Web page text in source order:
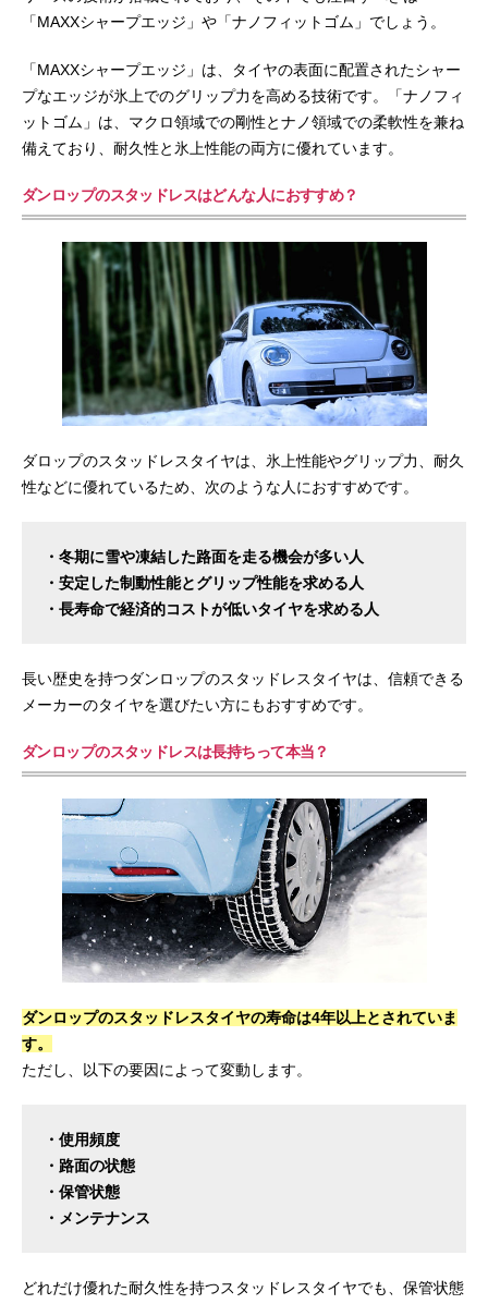
「MAXXシャープエッジ」や「ナノフィットゴム」でしょう。
「MAXXシャープエッジ」は、タイヤの表面に配置されたシャー
プなエッジが氷上でのグリップ力を高める技術です。「ナノフィ
ットゴム」は、マクロ領域での剛性とナノ領域での柔軟性を兼ね
備えており、耐久性と氷上性能の両方に優れています。
ダンロップのスタッドレスはどんな人におすすめ？
ダロップのスタッドレスタイヤは、氷上性能やグリップ力、耐久
性などに優れているため、次のような人におすすめです。
・冬期に雪や凍結した路面を走る機会が多い人
・安定した制動性能とグリップ性能を求める人
・長寿命で経済的コストが低いタイヤを求める人
長い歴史を持つダンロップのスタッドレスタイヤは、信頼できる
メーカーのタイヤを選びたい方にもおすすめです。
ダンロップのスタッドレスは長持ちって本当？
ダンロップのスタッドレスタイヤの寿命は4年以上とされていま
す。
ただし、以下の要因によって変動します。
・使用頻度
・路面の状態
・保管状態
・メンテナンス
どれだけ優れた耐久性を持つスタッドレスタイヤでも、保管状態